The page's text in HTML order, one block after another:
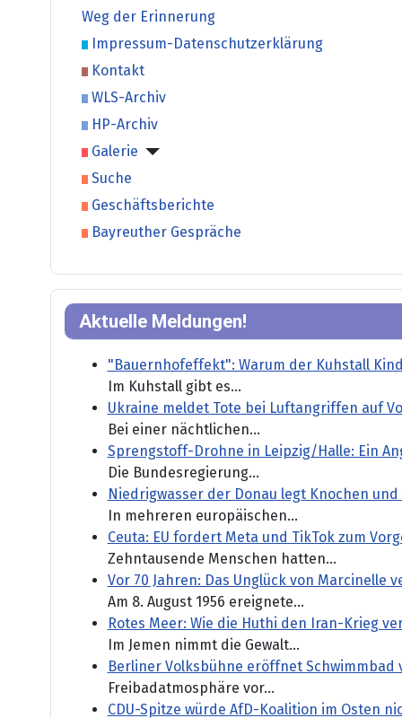
Weg der Erinnerung
Impressum-Datenschutzerklärung
Kontakt
WLS-Archiv
HP-Archiv
Galerie
Suche
Geschäftsberichte
Bayreuther Gespräche
Aktuelle Meldungen!
"Bauernhofeffekt": Warum der Kuhstall
Im Kuhstall gibt es...
Ukraine meldet Tote bei Luftangriffen auf
Bei einer nächtlichen...
Sprengstoff-Drohne in Leipzig/Halle: Ein
Die Bundesregierung...
Niedrigwasser der Donau legt Knochen und
In mehreren europäischen...
Ceuta: EU fordert Meta und TikTok zum
Zehntausende Menschen hatten...
Vor 70 Jahren: Das Unglück von Marcinelle
Am 8. August 1956 ereignete...
Rotes Meer: Wie die Huthi den Iran-Krieg
Im Jemen nimmt die Gewalt...
Berliner Volksbühne eröffnet Schwimmbad
Freibadatmosphäre vor...
CDU-Spitze würde AfD-Koalition im Osten